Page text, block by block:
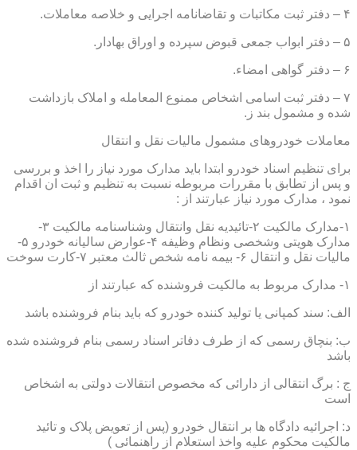
۴ – دفتر ثبت مکاتبات و تقاضانامه اجرایی و خلاصه معاملات.
۵ – دفتر ابواب جمعی قبوض سپرده و اوراق بهادار.
۶ – دفتر گواهی امضاء.
۷ – دفتر ثبت اسامی اشخاص ممنوع المعامله و املاک بازداشت
شده و مشمول بند ز.
معاملات خودروهای مشمول مالیات نقل و انتقال
برای تنظیم اسناد خودرو ابتدا باید مدارک مورد نیاز را اخذ و بررسی
و پس از تطابق با مقررات مربوطه نسبت به تنظیم و ثبت ان اقدام
نمود ، مدارک مورد نیاز عبارتند از :
۱-مدارک مالکیت ۲-تائیدیه نقل وانتقال وشناسنامه مالکیت ۳-
مدارک هویتی وشخصی ونظام وظیفه ۴-عوارض سالیانه خودرو ۵-
مالیات نقل و انتقال ۶- بیمه نامه شخص ثالث معتبر ۷-کارت سوخت
۱- مدارک مربوط به مالکیت فروشنده که عبارتند از
الف: سند کمپانی یا تولید کننده خودرو که باید بنام فروشنده باشد
ب: بنچاق رسمی که از طرف دفاتر اسناد رسمی بنام فروشنده شده
باشد
ج : برگ انتقالی از دارائی که مخصوص انتقالات دولتی به اشخاص
است
د: اجرائیه دادگاه ها بر انتقال خودرو (پس از تعویض پلاک و تائید
مالکیت محکوم علیه واخذ استعلام از راهنمائی )